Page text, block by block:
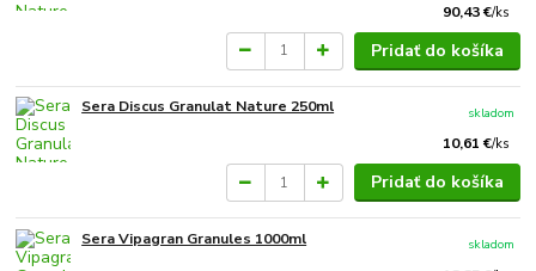
90,43 €/ks
Pridať do košíka
Sera Discus Granulat Nature 250ml
10,61 €/ks
skladom
Pridať do košíka
Sera Vipagran Granules 1000ml
skladom